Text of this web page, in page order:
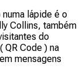
lápide é o
Collins, também
do
Code ) na
mensagens